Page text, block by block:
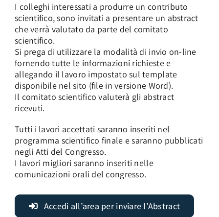
RINNOVO ASSOCIATIVO
AREA SOCI
Abstract
Quote di Partecipazione
I colleghi interessati a produrre un contributo
scientifico, sono invitati a presentare un abstract
che verrà valutato da parte del comitato
scientifico.
Si prega di utilizzare la modalità di invio on-line
fornendo tutte le informazioni richieste e
allegando il lavoro impostato sul template
disponibile nel sito (file in versione Word).
Il comitato scientifico valuterà gli abstract
ricevuti.
Tutti i lavori accettati saranno inseriti nel
programma scientifico finale e saranno pubblicati
negli Atti del Congresso.
I lavori migliori saranno inseriti nelle
comunicazioni orali del congresso.
Accedi all’area per inviare l’Abstract